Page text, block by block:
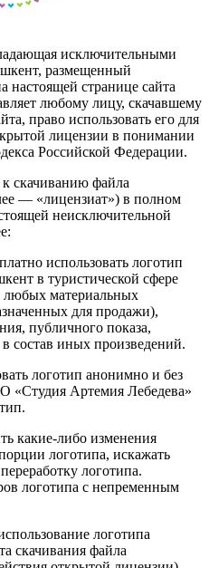
исключительными
размещенный
настоящей странице сайта
любому лицу, скачавшему
право использовать его для
лицензии в понимании
Российской Федерации.
скачиванию файла
— «лицензиат») в полном
неисключительной
использовать логотип
в туристической сфере
любых материальных
для продажи),
публичного показа,
состав иных произведений.
логотип анонимно и без
«Студия Артемия Лебедева»
какие-либо изменения
логотипа, искажать
логотипа.
логотипа с непременным
логотипа
скачивания файла